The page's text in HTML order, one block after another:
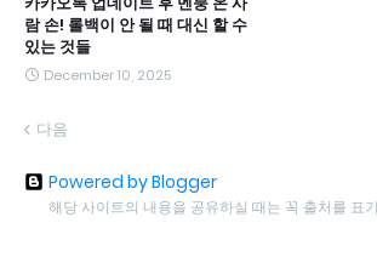
람 손! 롤백이 안 될 때 대신 할 수
있는 것들
December 10, 2025
다음
Powered by Blogger
해당 사이트의 내용을 공유하실 때는 꼭 출처를 표